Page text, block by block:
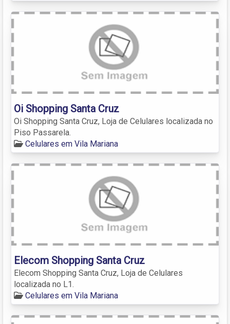
Oi Shopping Santa Cruz
Oi Shopping Santa Cruz, Loja de Celulares localizada no
Piso Passarela.
Celulares em Vila Mariana
Elecom Shopping Santa Cruz
Elecom Shopping Santa Cruz, Loja de Celulares
localizada no L1.
Celulares em Vila Mariana